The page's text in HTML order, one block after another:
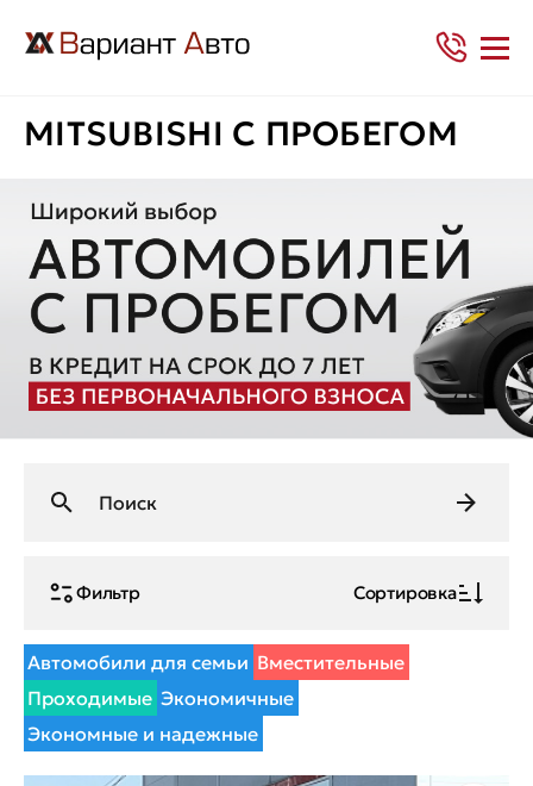
MITSUBISHI С ПРОБЕГОМ
Фильтр Сортировка
Автомобили для семьи Вместительные
Проходимые Экономичные
Экономные и надежные